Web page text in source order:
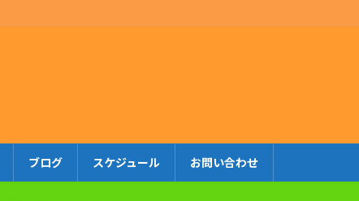
ブログ スケジュール お問い合わせ